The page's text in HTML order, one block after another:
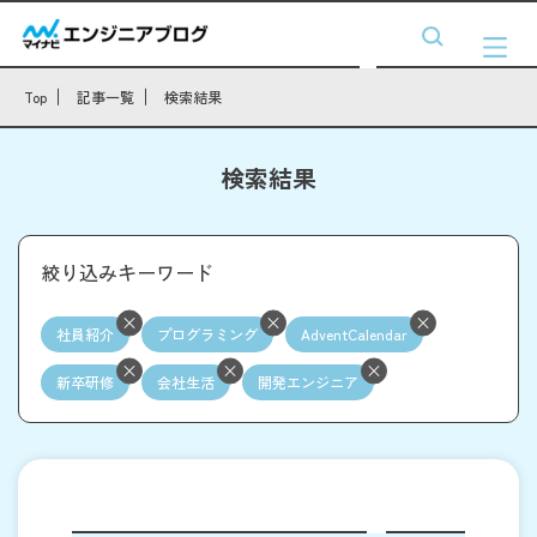
Top 記事一覧 検索結果
検索結果
絞り込みキーワード
社員紹介 プログラミング AdventCalendar
新卒研修 会社生活 開発エンジニア